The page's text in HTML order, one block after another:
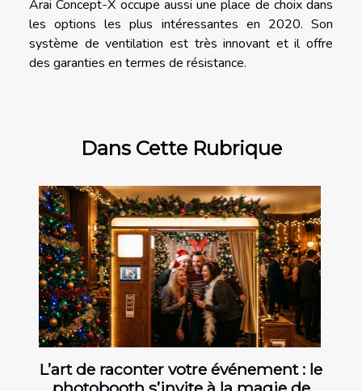
Arai Concept-X occupe aussi une place de choix dans
les options les plus intéressantes en 2020. Son
système de ventilation est très innovant et il offre
des garanties en termes de résistance.
Dans Cette Rubrique
L’art de raconter votre événement : le